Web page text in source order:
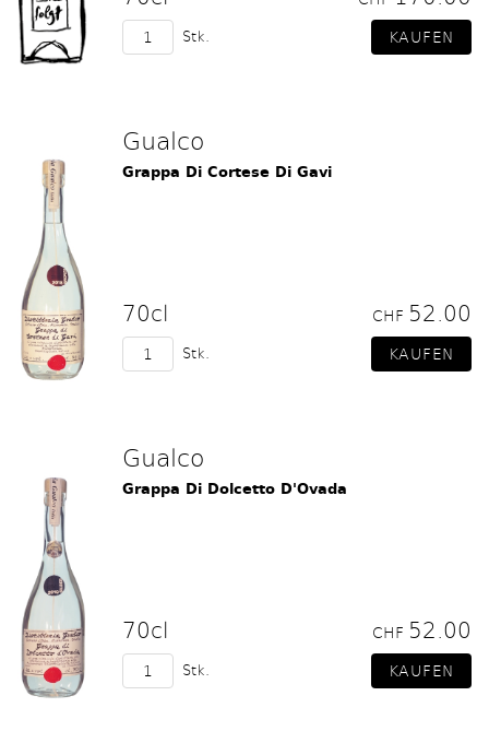
Stk.
Gualco
Grappa Di Cortese Di Gavi
70cl CHF 52.00
Stk.
Gualco
Grappa Di Dolcetto D'Ovada
70cl CHF 52.00
Stk.